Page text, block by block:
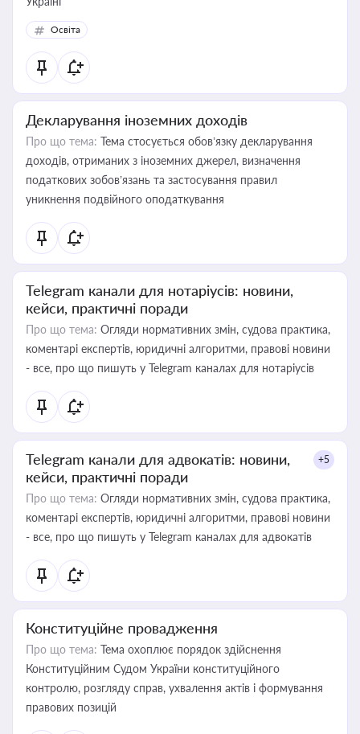
Освіта
Декларування іноземних доходів
Про що тема: Тема стосується обов’язку декларування
доходів, отриманих з іноземних джерел, визначення
податкових зобов’язань та застосування правил
уникнення подвійного оподаткування
Telegram канали для нотаріусів: новини,
кейси, практичні поради
Про що тема: Огляди нормативних змін, судова практика,
коментарі експертів, юридичні алгоритми, правові новини
- все, про що пишуть у Telegram каналах для нотаріусів
Telegram канали для адвокатів: новини,
кейси, практичні поради
+5
Про що тема: Огляди нормативних змін, судова практика,
коментарі експертів, юридичні алгоритми, правові новини
- все, про що пишуть у Telegram каналах для адвокатів
Конституційне провадження
Про що тема: Тема охоплює порядок здійснення
Конституційним Судом України конституційного
контролю, розгляду справ, ухвалення актів і формування
правових позицій